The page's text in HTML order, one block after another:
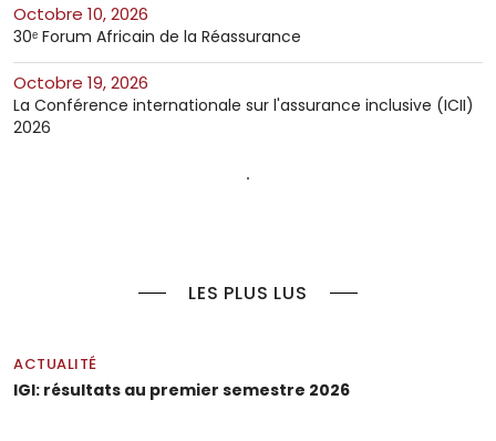
octobre 10, 2026
30ᵉ Forum Africain de la Réassurance
octobre 19, 2026
La Conférence internationale sur l'assurance inclusive (ICII)
2026
LES PLUS LUS
ACTUALITÉ
IGI: résultats au premier semestre 2026